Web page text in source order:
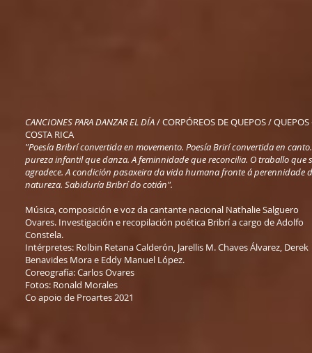
CANCIONES PARA DANZAR EL DÍA/ CORPÓREOS DE QUEPOS / QUEPOS
COSTA RICA
"Poesía Bribrí convertida en movemento. Poesía Brirí convertida en
pureza infantil que danza. A feminnidade que reconcilia. O traballo que
agradece. A condición pasaxeira da vida humana fronte á perennidade
natureza. Sabiduría Bribrí do cotián".
Música, composición e voz da cantante nacional Nathalie Salguero
Ovares. Investigación e recopilación poética Bribrí a cargo de Adolfo
Constela.
Intérpretes: Rolbin Retana Calderón, Jarellis M. Chaves Álvarez, Derek
Benavides Mora e Eddy Manuel López.
Coreografía: Carlos Ovares
Fotos: Ronald Morales
Co apoio de Proartes 2021